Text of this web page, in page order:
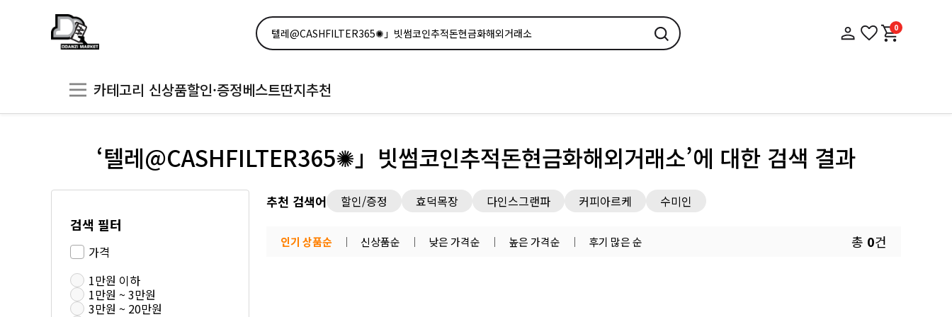
0
카테고리 신상품할인·증정베스트딴지추천
‘텔레@CASHFILTER365✺」빗썸코인추적돈현금화해외거래소’에 대한 검색 결과
검색 필터
가격
1만원 이하
1만원 ~ 3만원
3만원 ~ 20만원
추천 검색어 할인/증정 효덕목장 다인스그랜파 커피아르케 수미인
인기 상품순 신상품순 낮은 가격순 높은 가격순 후기 많은 순 총 0건